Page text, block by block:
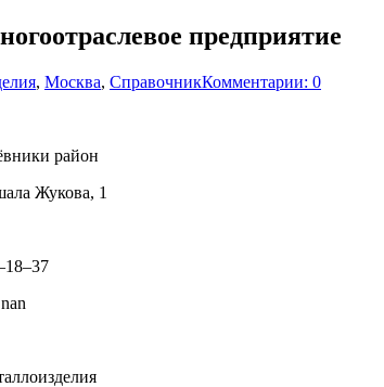
предприятие
, Москва, СправочникКомментарии: 0
район
Жукова, 1